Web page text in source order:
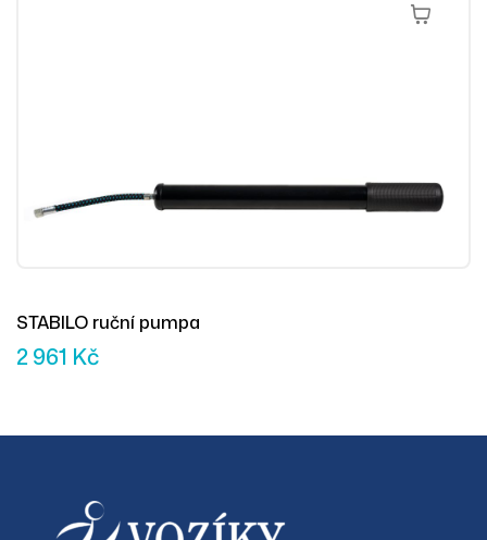
Přidat Do
STABILO ruční pumpa
2 961 Kč